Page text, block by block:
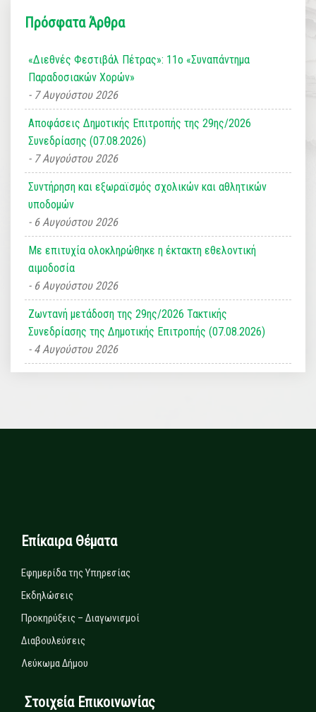
Πρόσφατα Άρθρα
«Διεθνές Φεστιβάλ Πέτρας»: 11ο «Συναπάντημα
Παραδοσιακών Χορών»
7 Αυγούστου 2026
Αποφάσεις Δημοτικής Επιτροπής της 29ης/2026
Συνεδρίασης (07.08.2026)
7 Αυγούστου 2026
Συντήρηση και εξωραϊσμός σχολικών και αθλητικών
υποδομών
6 Αυγούστου 2026
Με επιτυχία ολοκληρώθηκε η έκτακτη εθελοντική
αιμοδοσία
6 Αυγούστου 2026
Ζωντανή μετάδοση της 29ης/2026 Τακτικής
Συνεδρίασης της Δημοτικής Επιτροπής (07.08.2026)
4 Αυγούστου 2026
Επίκαιρα Θέματα
Εφημερίδα της Υπηρεσίας
Εκδηλώσεις
Προκηρύξεις – Διαγωνισμοί
Διαβουλεύσεις
Λεύκωμα Δήμου
Στοιχεία Επικοινωνίας